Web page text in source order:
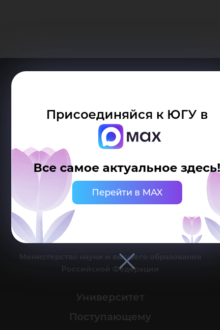
Присоединяйся к ЮГУ в
Все самое актуальное здесь!
Перейти в MAX
Делитесь новостями об университете с хештегом #ЮГУ
Сведения об образовательной организации
г. Ханты-Мансийск, ул. Чехова, 16
Канцелярия: тел.: +7 (3467) 377-000
e-mail:
Министерство науки и высшего образования
Российской Федерации
Университет
Поступающему